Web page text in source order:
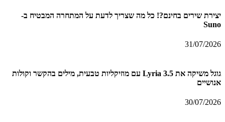
יצירת שירים בחינם?! כל מה שצריך לדעת על המתחרה המבטיח ב-
Suno
31/07/2026
גוגל משיקה את Lyria 3.5 עם מוזיקליות טבעית, מילים בהקשר וקולות
אנושיים
30/07/2026